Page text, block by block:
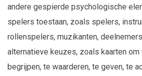
andere gespierde psychologische
spelers toestaan, zoals spelers,
rollenspelers, muzikanten,
alternatieve keuzes, zoals kaarten om
begrijpen, te waarderen, te geven, te